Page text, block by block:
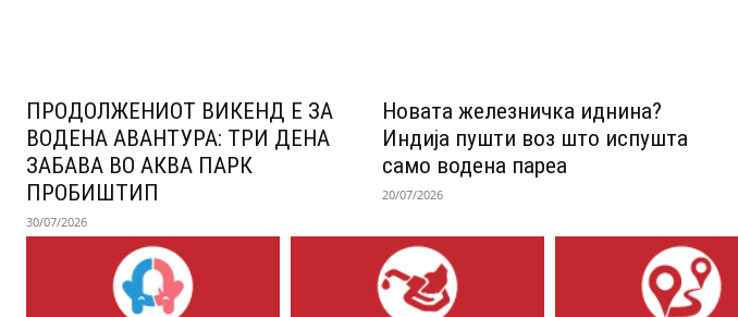
ПРОДОЛЖЕНИОТ ВИКЕНД Е ЗА
ВОДЕНА АВАНТУРА: ТРИ ДЕНА
ЗАБАВА ВО АКВА ПАРК
ПРОБИШТИП
30/07/2026
Новата железничка иднина?
Индија пушти воз што испушта
само водена пареа
20/07/2026